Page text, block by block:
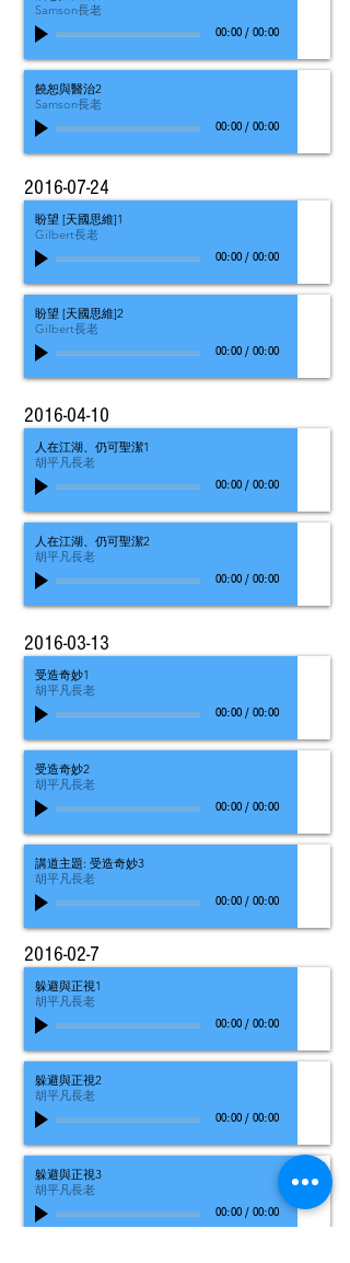
Samson長老
00:00 / 00:00
饒恕與醫治2
Samson長老
00:00 / 00:00
2016-07-24
盼望 [天國思維]1
Gilbert長老
00:00 / 00:00
盼望 [天國思維]2
Gilbert長老
00:00 / 00:00
2016-04-10
人在江湖、仍可聖潔1
胡平凡長老
00:00 / 00:00
人在江湖、仍可聖潔2
胡平凡長老
00:00 / 00:00
2016-03-13
受造奇妙1
胡平凡長老
00:00 / 00:00
受造奇妙2
胡平凡長老
00:00 / 00:00
講道主題: 受造奇妙3
胡平凡長老
00:00 / 00:00
2016-02-7
躲避與正視1
胡平凡長老
00:00 / 00:00
躲避與正視2
胡平凡長老
00:00 / 00:00
躲避與正視3
胡平凡長老
00:00 / 00:00